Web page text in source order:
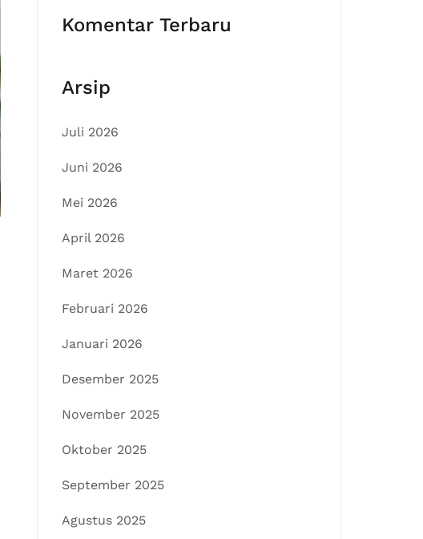
Komentar Terbaru
Arsip
Juli 2026
Juni 2026
Mei 2026
April 2026
Maret 2026
Februari 2026
Januari 2026
Desember 2025
November 2025
Oktober 2025
September 2025
Agustus 2025